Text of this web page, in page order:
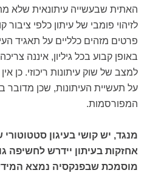
האתית שבעשייה עיתונאית שלא
לזיהוי פומבי של עיתון כלפי
פרטים מזהים כלליים על תאגיד
באופן קבוע בכל גיליון, איננה
למצב של שוק עיתונות ריכוזי. כן
על תעשיית העיתונות, שכן
המפורסמות.
מנגד, יש קושי בעיגון
אחזקות בעיתון יידרש לחשיפה
מוסמכת שבפנקסיה נמצא